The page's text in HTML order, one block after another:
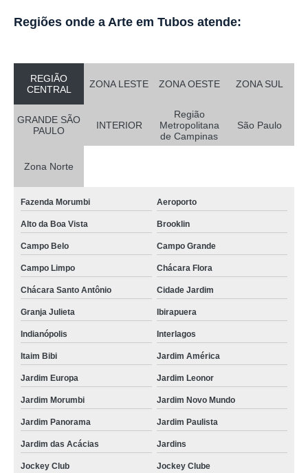
Regiões onde a Arte em Tubos atende:
REGIÃO
CENTRAL
ZONA LESTE ZONA OESTE ZONA SUL
GRANDE SÃO
PAULO
INTERIOR
Região
Metropolitana
de Campinas
São Paulo
Zona Norte
Fazenda Morumbi Aeroporto
Alto da Boa Vista Brooklin
Campo Belo Campo Grande
Campo Limpo Chácara Flora
Chácara Santo Antônio Cidade Jardim
Granja Julieta Ibirapuera
Indianópolis Interlagos
Itaim Bibi Jardim América
Jardim Europa Jardim Leonor
Jardim Morumbi Jardim Novo Mundo
Jardim Panorama Jardim Paulista
Jardim das Acácias Jardins
Jockey Club Jockey Clube